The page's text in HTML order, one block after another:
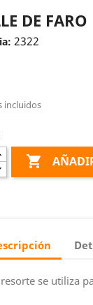
DE FARO
2322
incluidos

resorte se utiliza